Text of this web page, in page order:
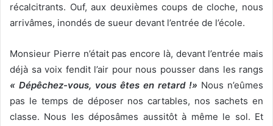
récalcitrants. Ouf, aux deuxièmes coups de cloche, nous
arrivâmes, inondés de sueur devant l’entrée de l’école.
Monsieur Pierre n’était pas encore là, devant l’entrée mais
déjà sa voix fendit l’air pour nous pousser dans les rangs
« Dépêchez-vous, vous êtes en retard !» Nous n’eûmes
pas le temps de déposer nos cartables, nos sachets en
classe. Nous les déposâmes aussitôt à même le sol. Et